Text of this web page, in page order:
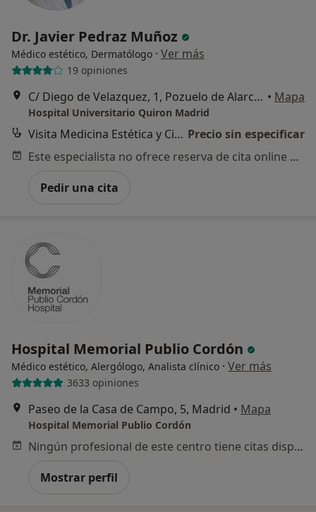
Dr. Javier Pedraz Muñoz
Médico estético, Dermatólogo · Ver más
19 opiniones
C/ Diego de Velazquez, 1, Pozuelo de Alarcón • Mapa
Hospital Universitario Quiron Madrid
Visita Medicina Estética y Cirugía Cosmética Precio sin especificar
Este especialista no ofrece reserva de cita online en esta dirección.
Pedir una cita
Hospital Memorial Publio Cordón
Médico estético, Alergólogo, Analista clínico · Ver más
3633 opiniones
Paseo de la Casa de Campo, 5, Madrid • Mapa
Hospital Memorial Publio Cordón
Ningún profesional de este centro tiene citas disponibles
Mostrar perfil